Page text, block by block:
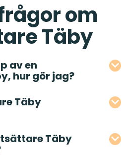
om
Täby
av en
hur gör jag?
Täby
Täby